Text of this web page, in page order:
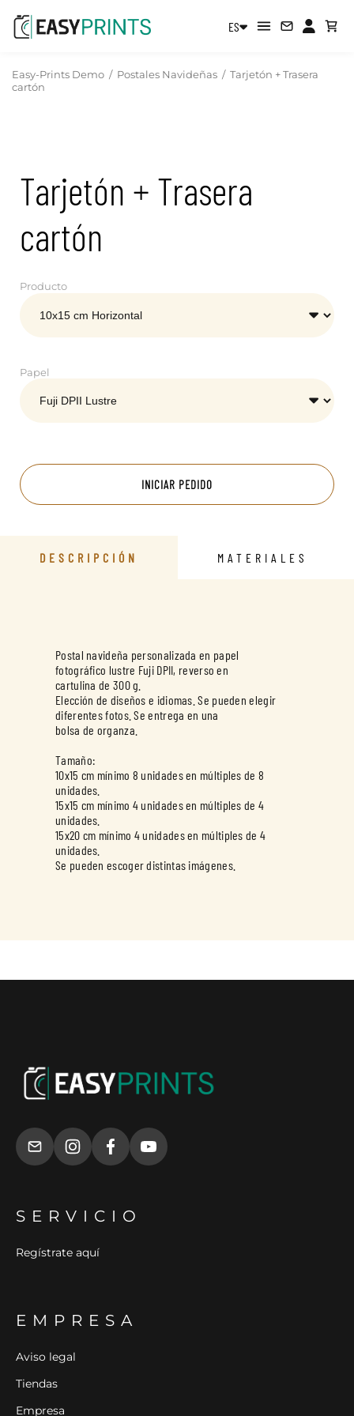
ES
Easy-Prints Demo / Postales Navideñas / Tarjetón + Trasera
cartón
Tarjetón + Trasera
cartón
Producto
Papel
INICIAR PEDIDO
DESCRIPCIÓN MATERIALES
Postal navideña personalizada en papel
fotográfico lustre Fuji DPII, reverso en
cartulina de 300 g.
Elección de diseños e idiomas. Se pueden elegir
diferentes fotos. Se entrega en una
bolsa de organza.
Tamaño:
10x15 cm mínimo 8 unidades en múltiples de 8
unidades.
15x15 cm mínimo 4 unidades en múltiples de 4
unidades.
15x20 cm mínimo 4 unidades en múltiples de 4
unidades.
Se pueden escoger distintas imágenes.
SERVICIO
Regístrate aquí
EMPRESA
Aviso legal
Tiendas
Empresa